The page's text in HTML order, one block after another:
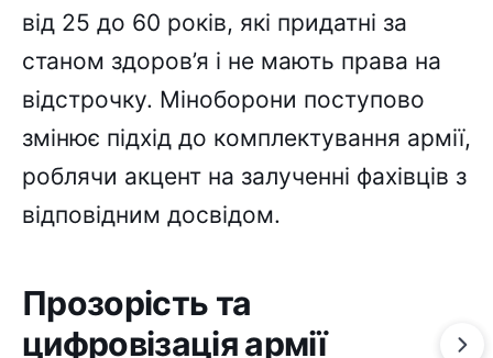
від 25 до 60 років, які придатні за
станом здоров’я і не мають права на
відстрочку. Міноборони поступово
змінює підхід до комплектування армії,
роблячи акцент на залученні фахівців з
відповідним досвідом.
Прозорість та
цифровізація армії